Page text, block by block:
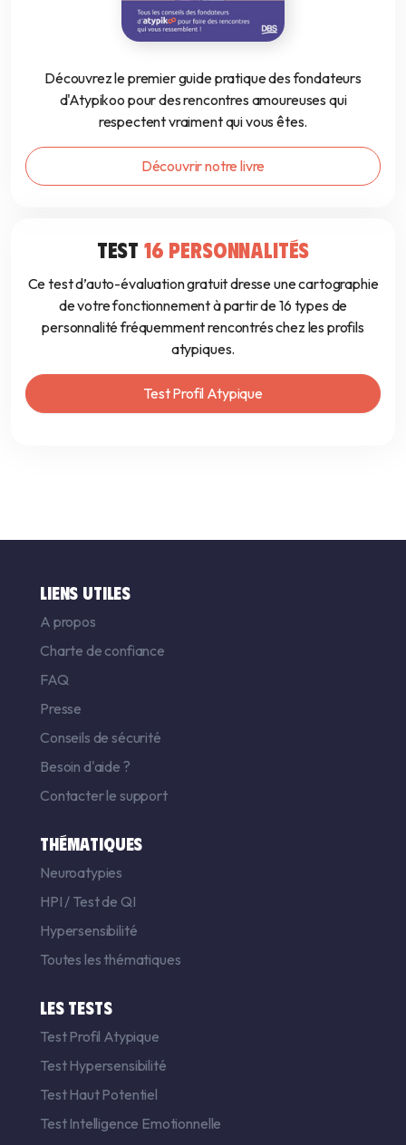
Découvrez le premier guide pratique des fondateurs
d'Atypikoo pour des rencontres amoureuses qui
respectent vraiment qui vous êtes.
Découvrir notre livre
TEST 16 PERSONNALITÉS
Ce test d’auto-évaluation gratuit dresse une cartographie
de votre fonctionnement à partir de 16 types de
personnalité fréquemment rencontrés chez les profils
atypiques.
Test Profil Atypique
LIENS UTILES
A propos
Charte de confiance
FAQ
Presse
Conseils de sécurité
Besoin d'aide ?
Contacter le support
THÉMATIQUES
Neuroatypies
HPI / Test de QI
Hypersensibilité
Toutes les thématiques
LES TESTS
Test Profil Atypique
Test Hypersensibilité
Test Haut Potentiel
Test Intelligence Emotionnelle